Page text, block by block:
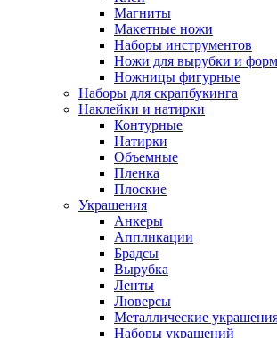
Магниты
Макетные ножи
Наборы инструментов
Ножи для вырубки и
Ножницы фигурные
Наборы для скрапбукинга
Наклейки и натирки
Контурные
Натирки
Объемные
Пленка
Плоские
Украшения
Анкеры
Аппликации
Брадсы
Вырубка
Ленты
Люверсы
Металлические
Наборы украшений